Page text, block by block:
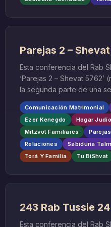
Parejas 2 –
Esta conferencia del Rab
‘Parejas 2 – Shevat 5762’
la segunda parte de una
profundo de las relaciones
perspectiva de la
durante el mes hebreo de
enseñanza ofrece valiosas
fortalecer los vínculos
principios eternos de la
Comunicación Matrimonial
Ezer Kenegdo
Hogar Judío
Mitzvot Familiares
Parejas
Relaciones
Sabiduría
Torá Y Familia
Tu BiShvat
243 Rab Tussie
Esta conferencia del Rab